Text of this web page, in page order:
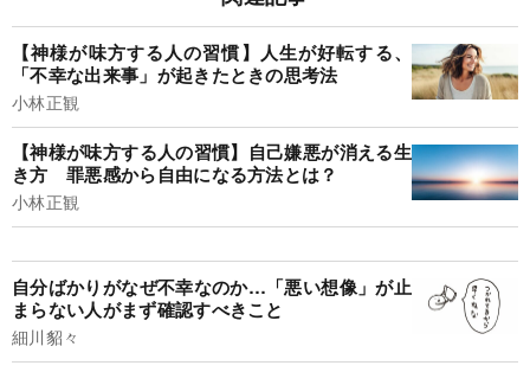
【神様が味方する人の習慣】人生が好転する、
「不幸な出来事」が起きたときの思考法
小林正観
【神様が味方する人の習慣】自己嫌悪が消える生
き方 罪悪感から自由になる方法とは？
小林正観
自分ばかりがなぜ不幸なのか…「悪い想像」が止
まらない人がまず確認すべきこと
細川貂々